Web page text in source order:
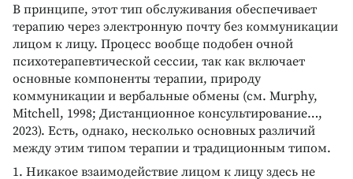
В принципе, этот тип обслуживания обеспечивает
терапию через электронную почту без коммуникации
лицом к лицу. Процесс вообще подобен очной
психотерапевтической сессии, так как включает
основные компоненты терапии, природу
коммуникации и вербальные обмены (см. Murphy,
Mitchell, 1998; Дистанционное консультирование…,
2023). Есть, однако, несколько основных различий
между этим типом терапии и традиционным типом.
1. Никакое взаимодействие лицом к лицу здесь не